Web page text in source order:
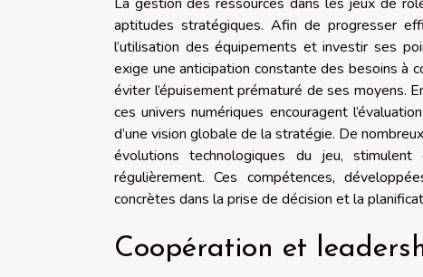
aptitudes stratégiques. Afin de progresser
l’utilisation des équipements et investir ses
exige une anticipation constante des besoins à
éviter l’épuisement prématuré de ses moyens.
ces univers numériques encouragent
d’une vision globale de la stratégie. De
évolutions technologiques du jeu,
régulièrement. Ces compétences,
concrètes dans la prise de décision et la
Coopération et